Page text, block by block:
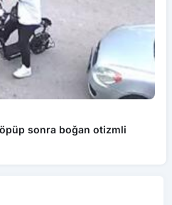
sonra boğan otizmli